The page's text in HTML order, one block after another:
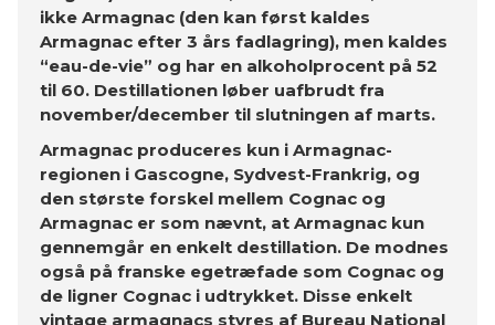
ikke Armagnac (den kan først kaldes
Armagnac efter 3 års fadlagring), men kaldes
“eau-de-vie” og har en alkoholprocent på 52
til 60. Destillationen løber uafbrudt fra
november/december til slutningen af marts.
Armagnac produceres kun i Armagnac-
regionen i Gascogne, Sydvest-Frankrig, og
den største forskel mellem Cognac og
Armagnac er som nævnt, at Armagnac kun
gennemgår en enkelt destillation. De modnes
også på franske egetræfade som Cognac og
de ligner Cognac i udtrykket. Disse enkelt
vintage armagnacs styres af Bureau National